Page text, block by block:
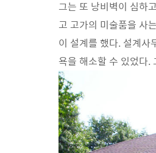
그는 또 낭비벽이 심하
고 고가의 미술품을 사
이 설계를 했다. 설계사
욕을 해소할 수 있었다.